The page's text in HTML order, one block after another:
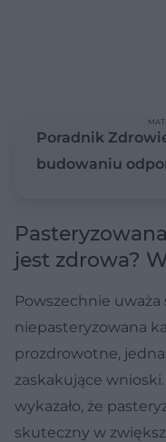
Poradnik
budowaniu
jest zdrowa?
Powszechnie uważa
niepasteryzowana
prozdrowotne,
zaskakujące
wykazało, że
skuteczny w